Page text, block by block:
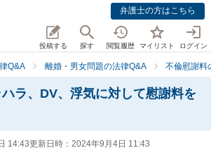
弁護士の方はこちら
投稿する 探す 閲覧履歴 マイリスト ログイン
Q&A 離婚・男女問題の法律Q&A 不倫慰謝料
ラ、DV、浮気に対して慰謝料を
14:43更新日時： 2024年9月4日 11:43